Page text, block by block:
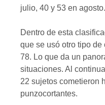
julio, 40 y 53 en agosto.
Dentro de esta
que se usó otro tipo de
78. Lo que da un
situaciones. Al
22 sujetos cometieron
punzocortantes.